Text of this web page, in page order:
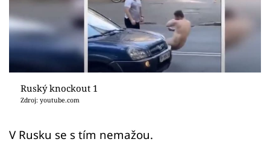
Videa
Sledujte prima+
Přihlášení
Sledujte nás
Ruský knockout 1
Zdroj: youtube.com
V Rusku se s tím nemažou.